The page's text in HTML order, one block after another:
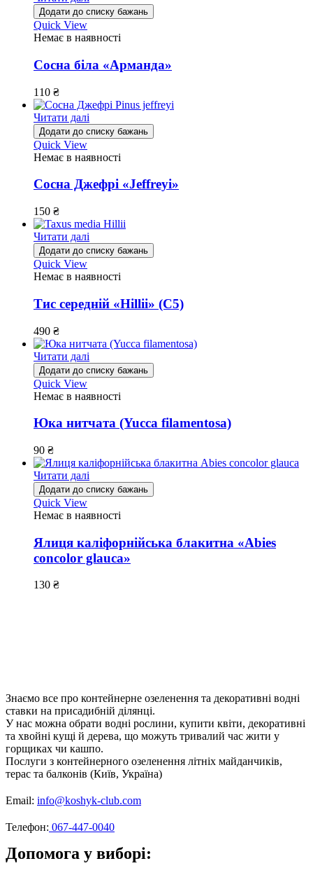
Додати до списку бажань
Quick View
Немає в наявності
Сосна біла «Арманда»
110 ₴
Читати далі
Додати до списку бажань
Quick View
Немає в наявності
Сосна Джефрі «Jeffreyi»
150 ₴
Читати далі
Додати до списку бажань
Quick View
Немає в наявності
Тис середній «Hillii» (С5)
490 ₴
Читати далі
Додати до списку бажань
Quick View
Немає в наявності
Юка нитчата (Yucca filamentosa)
90 ₴
Читати далі
Додати до списку бажань
Quick View
Немає в наявності
Ялиця каліфорнійська блакитна «Abies
concolor glauca»
130 ₴
Знаємо все про контейнерне озеленення та декоративні водні
ставки на присадибній ділянці.
У нас можна обрати водні рослини, купити квіти, декоративні
та хвойні кущі й дерева, що можуть тривалий час жити у
горщиках чи кашпо.
Послуги з контейнерного озеленення літніх майданчиків,
терас та балконів (Київ, Україна)
Email: info@koshyk-club.com
Телефон: 067-447-0040
Допомога у виборі: